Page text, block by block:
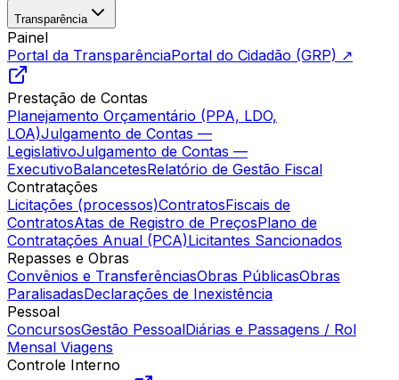
Transparência
Painel
Portal da TransparênciaPortal do Cidadão (GRP) ↗
Prestação de Contas
Planejamento Orçamentário (PPA, LDO,
LOA)Julgamento de Contas —
LegislativoJulgamento de Contas —
ExecutivoBalancetesRelatório de Gestão Fiscal
Contratações
Licitações (processos)ContratosFiscais de
ContratosAtas de Registro de PreçosPlano de
Contratações Anual (PCA)Licitantes Sancionados
Repasses e Obras
Convênios e TransferênciasObras PúblicasObras
ParalisadasDeclarações de Inexistência
Pessoal
ConcursosGestão PessoalDiárias e Passagens / Rol
Mensal Viagens
Controle Interno